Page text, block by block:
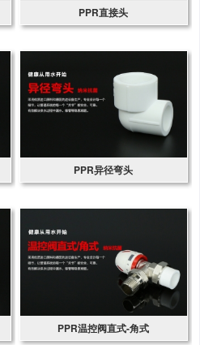
PPR直接头
PPR异径弯头
PPR温控阀直式-角式